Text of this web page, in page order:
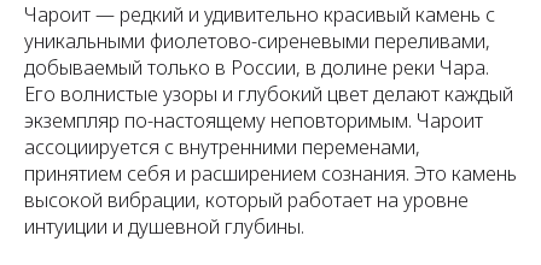
Чароит — редкий и удивительно красивый камень с
уникальными фиолетово-сиреневыми переливами,
добываемый только в России, в долине реки Чара.
Его волнистые узоры и глубокий цвет делают каждый
экземпляр по-настоящему неповторимым. Чароит
ассоциируется с внутренними переменами,
принятием себя и расширением сознания. Это камень
высокой вибрации, который работает на уровне
интуиции и душевной глубины.